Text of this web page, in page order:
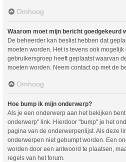
Omhoog
Waarom moet mijn bericht goedgekeurd
De beheerder kan beslist hebben dat
moeten worden. Het is tevens ook
gebruikersgroep heeft geplaatst waarvan
moeten worden. Neem contact op met de
Omhoog
Hoe bump ik mijn onderwerp?
Als je een onderwerp aan het bekijken
onderwerp" link. Hierdoor "bump" je het
pagina van de onderwerpenlijst. Als deze
onderwerpen niet gebumpt worden. Een
worden door een antwoord te plaatsen,
regels van het forum.